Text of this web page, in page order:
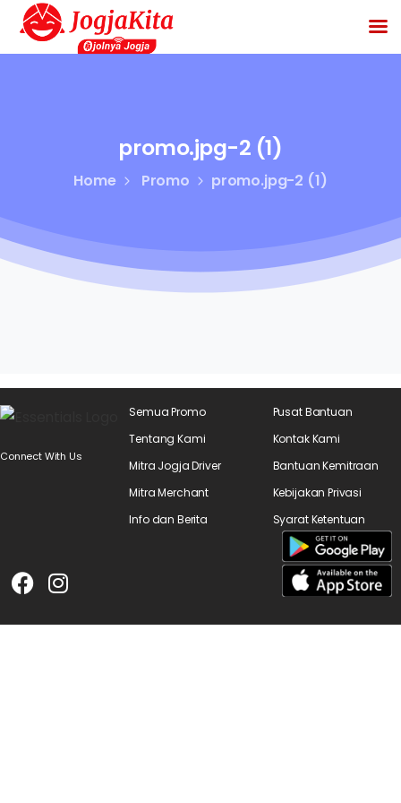
promo.jpg-2 (1)
Home Promo promo.jpg-2 (1)
Connect With Us
Semua Promo
Tentang Kami
Mitra Jogja Driver
Mitra Merchant
Info dan Berita
Pusat Bantuan
Kontak Kami
Bantuan Kemitraan
Kebijakan Privasi
Syarat Ketentuan